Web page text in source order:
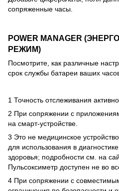
сопряженные часы.
POWER MANAGER
РЕЖИМ)
Посмотрите, как различные
срок службы батареи ваших
1 Точность отслеживания
2 При сопряжении с
на смарт-устройстве.
3 Это не медицинское
для использования в
здоровья; подробности см. на
Пульсоксиметр доступен не во
4 При сопряжении с